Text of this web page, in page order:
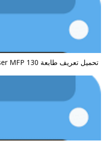
تحميل تعريف طابعة HP Laser MFP 130